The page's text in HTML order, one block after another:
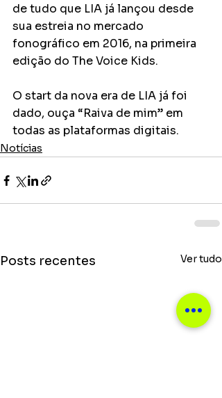
de tudo que LIA já lançou desde
sua estreia no mercado
fonográfico em 2016, na primeira
edição do The Voice Kids.
O start da nova era de LIA já foi
dado, ouça “Raiva de mim” em
todas as plataformas digitais.
Notícias
Posts recentes Ver tudo